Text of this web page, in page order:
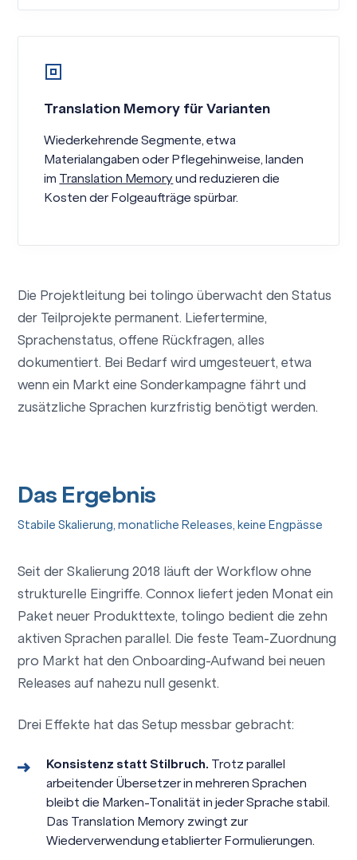
Translation Memory für Varianten
Wiederkehrende Segmente, etwa
Materialangaben oder Pflegehinweise, landen
im Translation Memory und reduzieren die
Kosten der Folgeaufträge spürbar.
Die Projektleitung bei tolingo überwacht den Status
der Teilprojekte permanent. Liefertermine,
Sprachenstatus, offene Rückfragen, alles
dokumentiert. Bei Bedarf wird umgesteuert, etwa
wenn ein Markt eine Sonderkampagne fährt und
zusätzliche Sprachen kurzfristig benötigt werden.
Das Ergebnis
Stabile Skalierung, monatliche Releases, keine Engpässe
Seit der Skalierung 2018 läuft der Workflow ohne
strukturelle Eingriffe. Connox liefert jeden Monat ein
Paket neuer Produkttexte, tolingo bedient die zehn
aktiven Sprachen parallel. Die feste Team-Zuordnung
pro Markt hat den Onboarding-Aufwand bei neuen
Releases auf nahezu null gesenkt.
Drei Effekte hat das Setup messbar gebracht:
Konsistenz statt Stilbruch. Trotz parallel
arbeitender Übersetzer in mehreren Sprachen
bleibt die Marken-Tonalität in jeder Sprache stabil.
Das Translation Memory zwingt zur
Wiederverwendung etablierter Formulierungen.